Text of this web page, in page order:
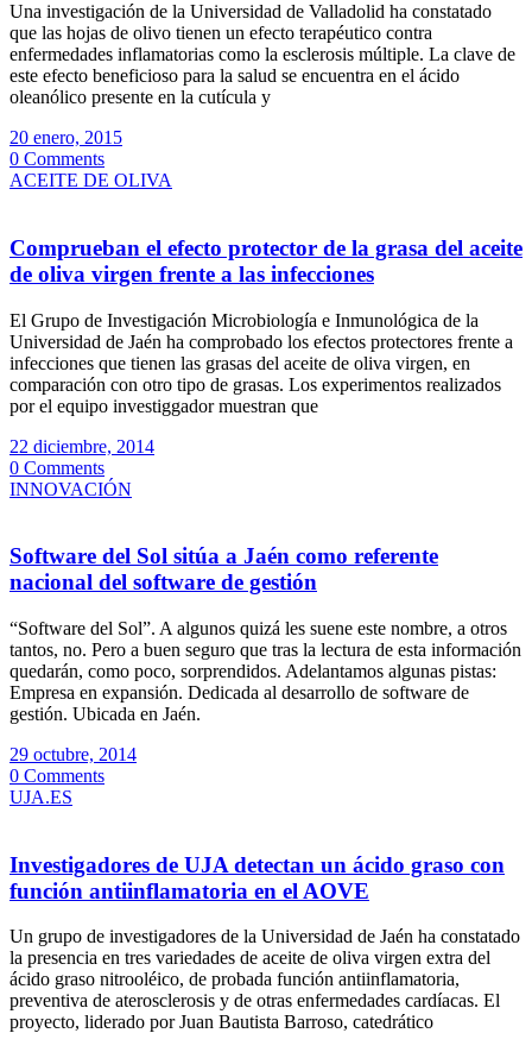
Una investigación de la Universidad de Valladolid ha constatado
que las hojas de olivo tienen un efecto terapéutico contra
enfermedades inflamatorias como la esclerosis múltiple. La clave de
este efecto beneficioso para la salud se encuentra en el ácido
oleanólico presente en la cutícula y
20 enero, 2015
0 Comments
ACEITE DE OLIVA
Comprueban el efecto protector de la grasa del aceite
de oliva virgen frente a las infecciones
El Grupo de Investigación Microbiología e Inmunológica de la
Universidad de Jaén ha comprobado los efectos protectores frente a
infecciones que tienen las grasas del aceite de oliva virgen, en
comparación con otro tipo de grasas. Los experimentos realizados
por el equipo investiggador muestran que
22 diciembre, 2014
0 Comments
INNOVACIÓN
Software del Sol sitúa a Jaén como referente
nacional del software de gestión
“Software del Sol”. A algunos quizá les suene este nombre, a otros
tantos, no. Pero a buen seguro que tras la lectura de esta información
quedarán, como poco, sorprendidos. Adelantamos algunas pistas:
Empresa en expansión. Dedicada al desarrollo de software de
gestión. Ubicada en Jaén.
29 octubre, 2014
0 Comments
UJA.ES
Investigadores de UJA detectan un ácido graso con
función antiinflamatoria en el AOVE
Un grupo de investigadores de la Universidad de Jaén ha constatado
la presencia en tres variedades de aceite de oliva virgen extra del
ácido graso nitrooléico, de probada función antiinflamatoria,
preventiva de aterosclerosis y de otras enfermedades cardíacas. El
proyecto, liderado por Juan Bautista Barroso, catedrático